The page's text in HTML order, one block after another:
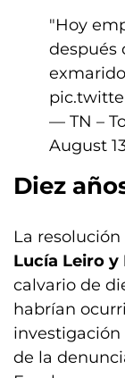
"Hoy
después
— TN –
August
Diez
La
Lucía Leiro
calvario de
habrían
investigación
de la